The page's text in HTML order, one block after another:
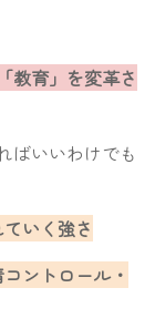
「教育」を変革さ
ばいいわけでも
いく強さ
ントロール・